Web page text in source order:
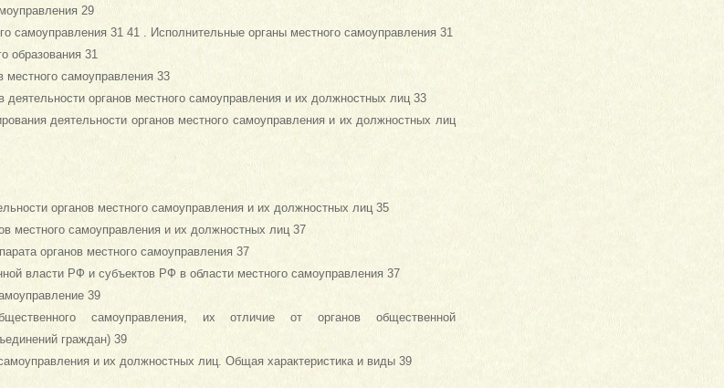
29
самоуправления 31 41 . Исполнительные органы местного самоуправления 31
образования 31
местного самоуправления 33
органов местного самоуправления и их должностных лиц 33
деятельности органов местного самоуправления и их должностных лиц
органов местного самоуправления и их должностных лиц 35
местного самоуправления и их должностных лиц 37
органов местного самоуправления 37
власти РФ и субъектов РФ в области местного самоуправления 37
39
самоуправления, их отличие от органов общественной
граждан) 39
и их должностных лиц. Общая характеристика и виды 39